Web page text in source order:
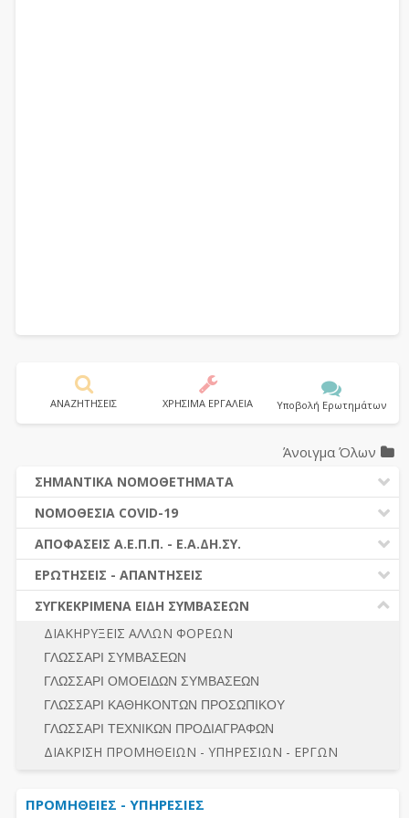
ΑΝΑΖΗΤΗΣΕΙΣ ΧΡΗΣΙΜΑ ΕΡΓΑΛΕΙΑ Υποβολή Ερωτημάτων
Άνοιγμα Όλων
ΣΗΜΑΝΤΙΚΑ ΝΟΜΟΘΕΤΗΜΑΤΑ
ΔΗΜΟΣΙΕΣ ΣΥΜΒΑΣΕΙΣ (Ν. 4412/2016)
ΔΗΜΟΤΙΚΟΣ ΚΩΔΙΚΑΣ (Ν.3463/2006)
ΚΑΛΛΙΚΡΑΤΗΣ (Ν.3852/2010)
ΝΟΜΟΘΕΣΙΑ - ΝΟΜΟΛΟΓΙΑ (ΣΥΝΟΛΟ)
ΝΟΜΟΘΕΣΙΑ COVID-19
ΝΟΜΟΘΕΣΙΑ - ΝΟΜΟΛΟΓΙΑ COVID -19
ΕΡΩΤΗΣΕΙΣ - ΑΠΑΝΤΗΣΕΙΣ
ΑΠΟΦΑΣΕΙΣ Α.Ε.Π.Π. - Ε.Α.ΔΗ.ΣΥ.
ΠΡΟΔΙΚΑΣΤΙΚΗ ΠΡΟΣΦΥΓΗ
ΓΕΝΙΚΟΙ ΚΑΝΟΝΕΣ
ΔΙΚΑΙΟΥΜΕΝΟΙ ΣΥΜΜΕΤΟΧΗΣ
ΠΡΟΣΦΟΡΕΣ – ΔΙΚΑΙΟΛΟΓΗΤΙΚΑ ΣΥΜΜΕΤΟΧΗΣ
ΔΙΕΞΑΓΩΓΗ ΔΙΑΔΙΚΑΣΙΑΣ
ΕΣΗΔΗΣ – ΚΗΜΔΗΣ
ΠΕΡΙΛΗΨΕΙΣ ΑΠΟΦΑΣΕΩΝ Α.Ε.Π.Π. - Ε.Α.ΔΗ.ΣΥ.
ΣΥΝΟΛΟ
ΕΡΩΤΗΣΕΙΣ - ΑΠΑΝΤΗΣΕΙΣ
Ν. 4782/2021 - ΤΡΟΠΟΠΟΙΗΣΗ 4412/2016
ΔΙΕΞΑΓΩΓΗ ΔΙΑΔΙΚΑΣΙΑΣ
ΔΙΑΔΙΚΑΣΙΕΣ ΑΝΑΘΕΣΗΣ
ΓΕΝΙΚΟΙ ΚΑΝΟΝΕΣ
ΠΡΟΕΤΟΙΜΑΣΙΑ - ΔΗΜΟΣΙΟΤΗΤΑ
ΛΟΓΟΙ ΑΠΟΚΛΕΙΣΜΟΥ-ΔΙΚΑΙΟΥΜΕΝΟΙ ΣΥΜΜΕΤΟΧΗΣ
ΠΡΟΣΦΟΡΕΣ - ΔΙΚΑΙΟΛΟΓΗΤΙΚΑ ΣΥΜΜΕΤΟΧΗΣ
ΣΥΓΚΕΚΡΙΜΕΝΑ ΕΙΔΗ ΣΥΜΒΑΣΕΩΝ
ΔΙΑΚΗΡΥΞΕΙΣ ΑΛΛΩΝ ΦΟΡΕΩΝ
ΓΛΩΣΣΑΡΙ ΣΥΜΒΑΣΕΩΝ
ΓΛΩΣΣΑΡΙ ΟΜΟΕΙΔΩΝ ΣΥΜΒΑΣΕΩΝ
ΓΛΩΣΣΑΡΙ ΚΑΘΗΚΟΝΤΩΝ ΠΡΟΣΩΠΙΚΟΥ
ΓΛΩΣΣΑΡΙ ΤΕΧΝΙΚΩΝ ΠΡΟΔΙΑΓΡΑΦΩΝ
ΔΙΑΚΡΙΣΗ ΠΡΟΜΗΘΕΙΩΝ - ΥΠΗΡΕΣΙΩΝ - ΕΡΓΩΝ
ΠΡΟΜΗΘΕΙΕΣ - ΥΠΗΡΕΣΙΕΣ